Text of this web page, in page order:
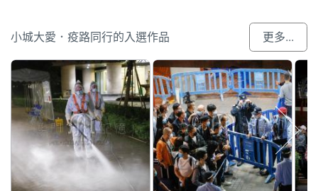
小城大愛．疫路同行的入選作品 更多...